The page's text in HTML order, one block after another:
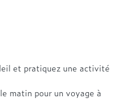
et pratiquez une activité
matin pour un voyage à